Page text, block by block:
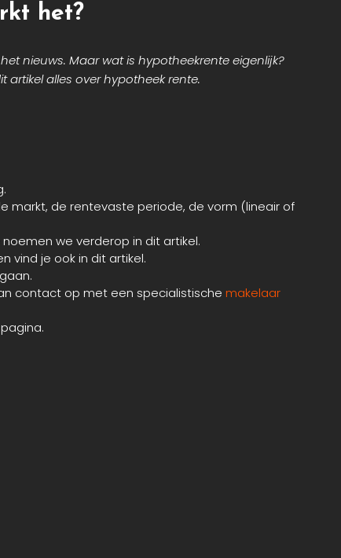
het?
nieuws. Maar wat is hypotheekrente eigenlijk?
artikel alles over hypotheek rente.
markt, de rentevaste periode, de vorm (lineair of
we verderop in dit artikel.
vind je ook in dit artikel.
contact op met een specialistische makelaar